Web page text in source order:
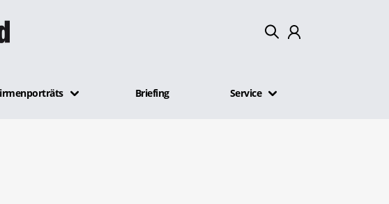
Briefing Service